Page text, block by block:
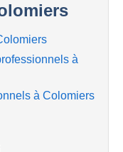
à
à Colomiers